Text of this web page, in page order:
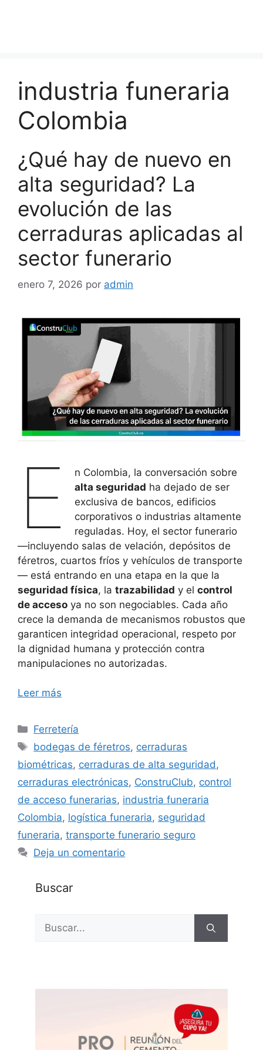
industria funeraria
Colombia
¿Qué hay de nuevo en
alta seguridad? La
evolución de las
cerraduras aplicadas al
sector funerario
enero 7, 2026 por admin
E
n Colombia, la conversación sobre
alta seguridad ha dejado de ser
exclusiva de bancos, edificios
corporativos o industrias altamente
reguladas. Hoy, el sector funerario
—incluyendo salas de velación, depósitos de
féretros, cuartos fríos y vehículos de transporte
— está entrando en una etapa en la que la
seguridad física, la trazabilidad y el control
de acceso ya no son negociables. Cada año
crece la demanda de mecanismos robustos que
garanticen integridad operacional, respeto por
la dignidad humana y protección contra
manipulaciones no autorizadas.
Leer más
Categorías
Ferretería
Etiquetas
bodegas de féretros, cerraduras
biométricas, cerraduras de alta seguridad,
cerraduras electrónicas, ConstruClub, control
de acceso funerarias, industria funeraria
Colombia, logística funeraria, seguridad
funeraria, transporte funerario seguro
Deja un comentario
Buscar
Buscar: